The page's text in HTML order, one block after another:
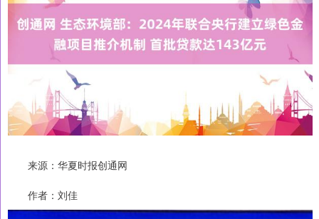
来源：华夏时报创通网
作者：刘佳